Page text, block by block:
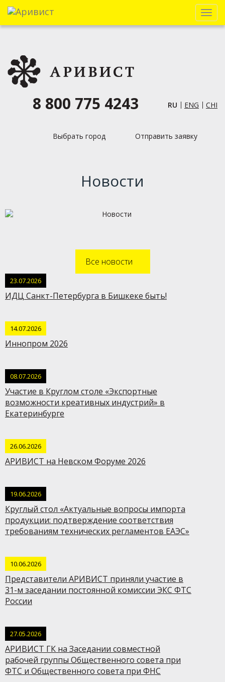
Menu
8 800 775 4243 RU ENG CHI
Выбрать город Отправить заявку
Новости
Все новости
23.07.2026
ИДЦ Санкт-Петербурга в Бишкеке быть!
14.07.2026
Иннопром 2026
08.07.2026
Участие в Круглом столе «Экспортные
возможности креативных индустрий» в
Екатеринбурге
26.06.2026
АРИВИСТ на Невском Форуме 2026
19.06.2026
Круглый стол «Актуальные вопросы импорта
продукции: подтверждение соответствия
требованиям технических регламентов ЕАЭС»
10.06.2026
Представители АРИВИСТ приняли участие в
31-м заседании постоянной комиссии ЭКС ФТС
России
27.05.2026
АРИВИСТ ГК на Заседании совместной
рабочей группы Общественного совета при
ФТС и Общественного совета при ФНС